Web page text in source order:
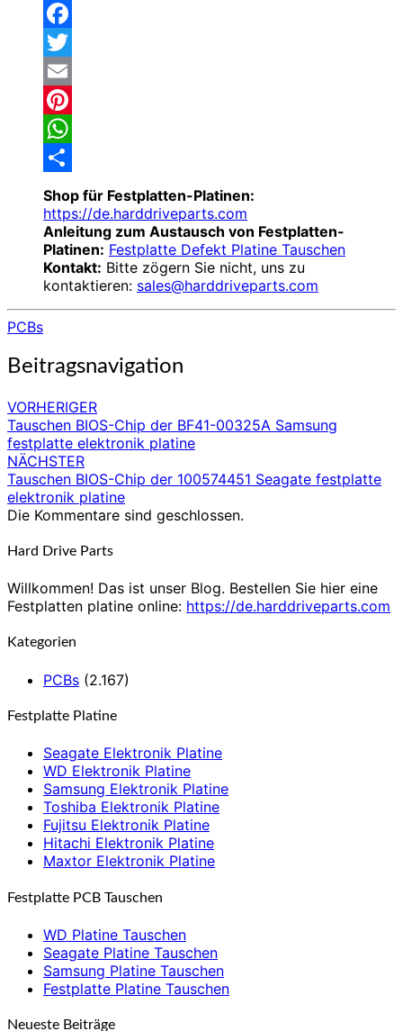
Facebook
Twitter
Email
Pinterest
WhatsApp
Share
Shop für Festplatten-Platinen:
https://de.harddriveparts.com
Anleitung zum Austausch von Festplatten-
Platinen: Festplatte Defekt Platine Tauschen
Kontakt: Bitte zögern Sie nicht, uns zu
kontaktieren: sales@harddriveparts.com
PCBs
Beitragsnavigation
VORHERIGER
Tauschen BIOS-Chip der BF41-00325A Samsung
festplatte elektronik platine
NÄCHSTER
Tauschen BIOS-Chip der 100574451 Seagate festplatte
elektronik platine
Die Kommentare sind geschlossen.
Hard Drive Parts
Willkommen! Das ist unser Blog. Bestellen Sie hier eine
Festplatten platine online: https://de.harddriveparts.com
Kategorien
PCBs (2.167)
Festplatte Platine
Seagate Elektronik Platine
WD Elektronik Platine
Samsung Elektronik Platine
Toshiba Elektronik Platine
Fujitsu Elektronik Platine
Hitachi Elektronik Platine
Maxtor Elektronik Platine
Festplatte PCB Tauschen
WD Platine Tauschen
Seagate Platine Tauschen
Samsung Platine Tauschen
Festplatte Platine Tauschen
Neueste Beiträge